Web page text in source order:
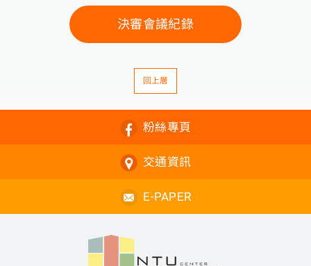
決審會議紀錄
回上層
粉絲專頁
交通資訊
E-PAPER